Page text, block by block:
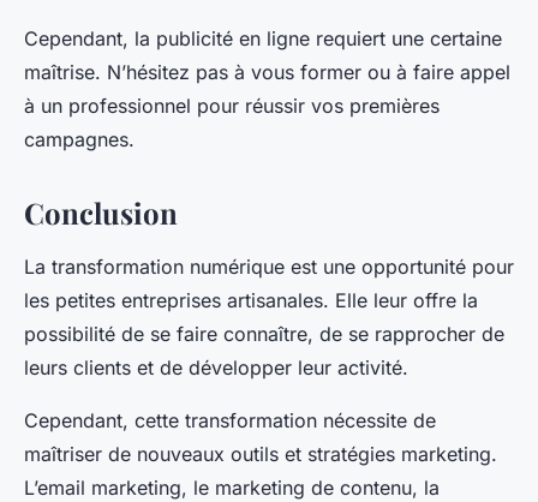
Cependant, la publicité en ligne requiert une certaine
maîtrise. N’hésitez pas à vous former ou à faire appel
à un professionnel pour réussir vos premières
campagnes.
Conclusion
La transformation numérique est une opportunité pour
les petites entreprises artisanales. Elle leur offre la
possibilité de se faire connaître, de se rapprocher de
leurs clients et de développer leur activité.
Cependant, cette transformation nécessite de
maîtriser de nouveaux outils et stratégies marketing.
L’email marketing, le marketing de contenu, la